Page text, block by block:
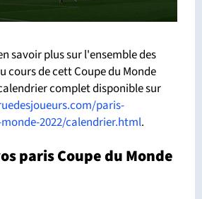
savoir plus sur l'ensemble des
cours de cett Coupe du Monde
complet disponible sur
paris-
2022/calendrier.html.
paris Coupe du Monde